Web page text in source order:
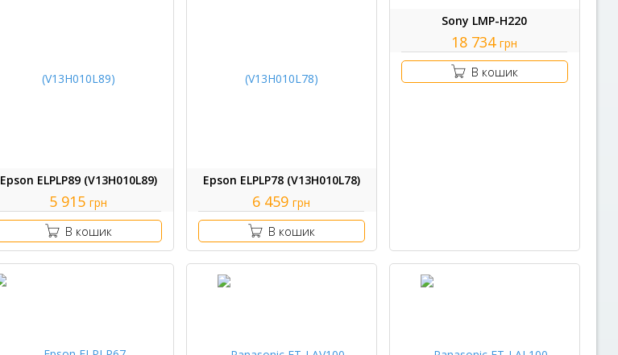
Epson ELPLP89 (V13H010L89)
5 915грн
В кошик
Epson ELPLP78 (V13H010L78)
6 459грн
В кошик
Sony LMP-H220
18 734грн
В кошик